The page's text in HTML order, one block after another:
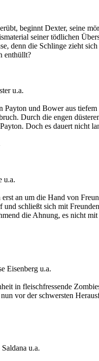
beginnt Dexter, seine
seiner tödlichen
denn die Schlinge zieht
enthüllt?
u.a.
Payton und Bower aus
Durch die engen
Doch es dauert nicht
u.a.
an um die Hand von
schließt sich mit
die Ahnung, es nicht
Eisenberg u.a.
in fleischfressende
vor der schwersten
u.a.